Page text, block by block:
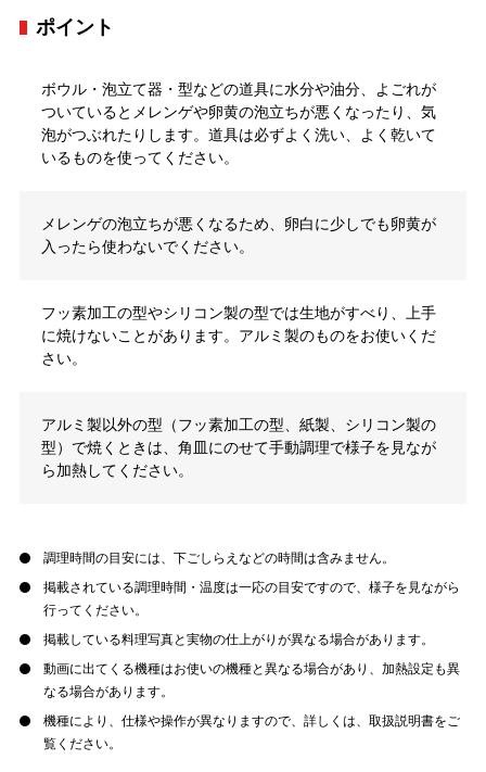
ポイント
ボウル・泡立て器・型などの道具に水分や油分、よごれが
ついているとメレンゲや卵黄の泡立ちが悪くなったり、気
泡がつぶれたりします。道具は必ずよく洗い、よく乾いて
いるものを使ってください。
メレンゲの泡立ちが悪くなるため、卵白に少しでも卵黄が
入ったら使わないでください。
フッ素加工の型やシリコン製の型では生地がすべり、上手
に焼けないことがあります。アルミ製のものをお使いくだ
さい。
アルミ製以外の型（フッ素加工の型、紙製、シリコン製の
型）で焼くときは、角皿にのせて手動調理で様子を見なが
ら加熱してください。
調理時間の目安には、下ごしらえなどの時間は含みません。
掲載されている調理時間・温度は一応の目安ですので、様子を見ながら
行ってください。
掲載している料理写真と実物の仕上がりが異なる場合があります。
動画に出てくる機種はお使いの機種と異なる場合があり、加熱設定も異
なる場合があります。
機種により、仕様や操作が異なりますので、詳しくは、取扱説明書をご
覧ください。